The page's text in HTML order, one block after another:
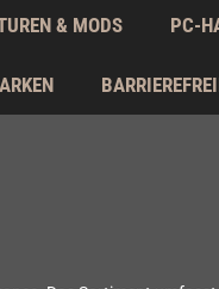
& MODS PC-